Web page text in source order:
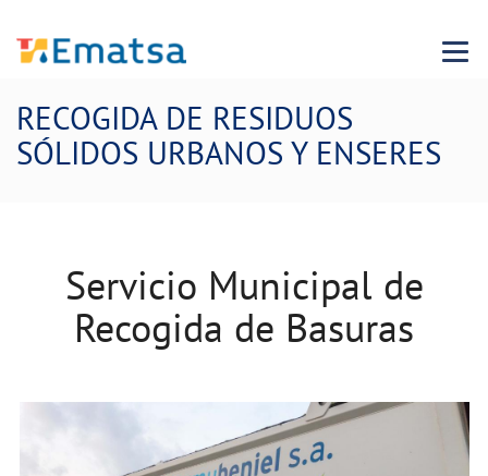
Menu
RECOGIDA DE RESIDUOS
SÓLIDOS URBANOS Y ENSERES
Servicio Municipal de
Recogida de Basuras